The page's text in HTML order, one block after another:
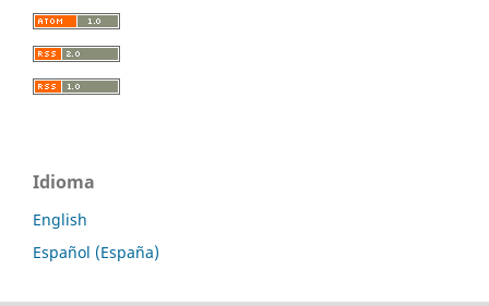
Idioma
English
Español (España)